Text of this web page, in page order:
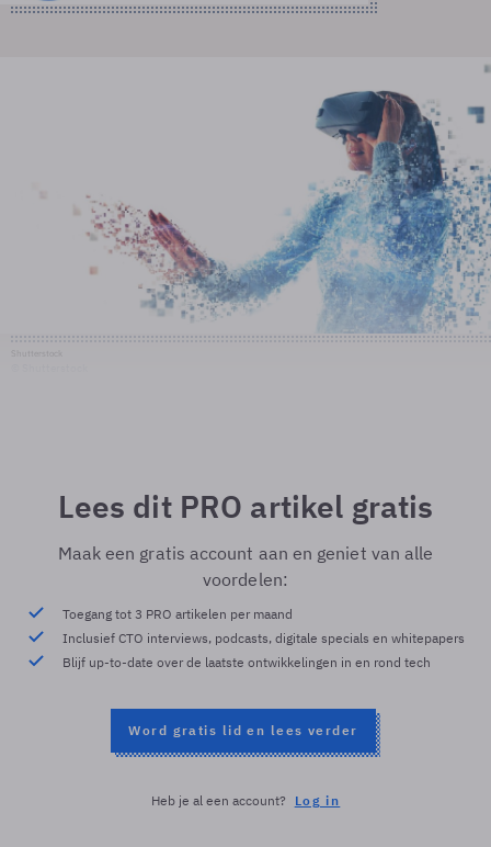
Lees dit PRO artikel gratis
Maak een gratis account aan en geniet van alle
voordelen:
Toegang tot 3 PRO artikelen per maand
Inclusief CTO interviews, podcasts, digitale specials en whitepapers
Blijf up-to-date over de laatste ontwikkelingen in en rond tech
Word gratis lid en lees verder
Heb je al een account? Log in